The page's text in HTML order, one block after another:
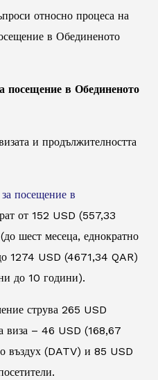
относно процеса на
в Обединеното
посещение в Обединеното
и продължителността
посещение в
от 152 USD (557,33
шест месеца, еднократно
1274 USD (4671,34 QAR)
до 10 години).
струва 265 USD
виза – 46 USD (168,67
въздух (DATV) и 85 USD